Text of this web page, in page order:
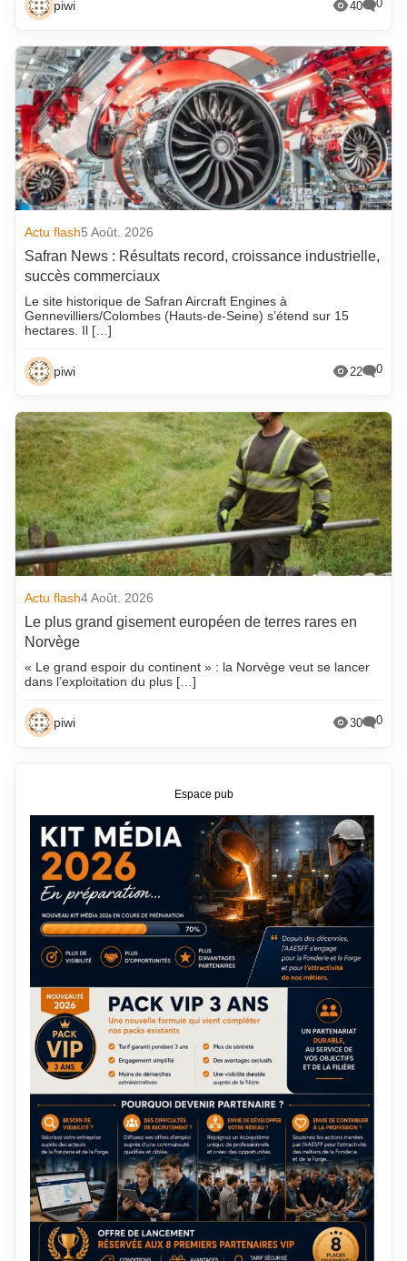
piwi 40 0
Actu flash5 Août. 2026
Safran News : Résultats record, croissance industrielle,
succès commerciaux
Le site historique de Safran Aircraft Engines à
Gennevilliers/Colombes (Hauts-de-Seine) s’étend sur 15
hectares. Il […]
piwi 22 0
Actu flash4 Août. 2026
Le plus grand gisement européen de terres rares en
Norvège
« Le grand espoir du continent » : la Norvège veut se lancer
dans l’exploitation du plus […]
piwi 30 0
Espace pub